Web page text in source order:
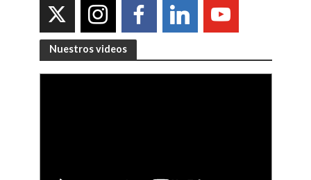
Nuestros videos